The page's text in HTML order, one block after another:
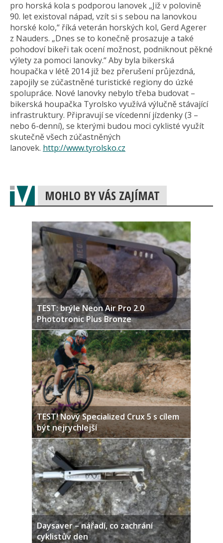
pro horská kola s podporou lanovek „Již v polovině
90. let existoval nápad, vzít si s sebou na lanovkou
horské kolo,“ říká veterán horských kol, Gerd Agerer
z Nauders. „Dnes se to konečně prosazuje a také
pohodoví bikeři tak ocení možnost, podniknout pěkné
výlety za pomoci lanovky.“ Aby byla bikerská
houpačka v létě 2014 již bez přerušení průjezdná,
zapojily se zúčastněné turistické regiony do úzké
spolupráce. Nové lanovky nebylo třeba budovat –
bikerská houpačka Tyrolsko využívá výlučně stávající
infrastruktury. Připravují se vícedenní jízdenky (3 –
nebo 6-denní), se kterými budou moci cyklisté využít
skutečně všech zúčastněných
lanovek. http://www.tyrolsko.cz
MOHLO BY VÁS ZAJÍMAT
TEST: brýle Neon Air Pro 2.0
Phototronic Plus Bronze
TEST! Nový Specialized Crux 5 s cílem
být nejrychlejší
Daysaver – nářadí, co zachrání
cyklistův den